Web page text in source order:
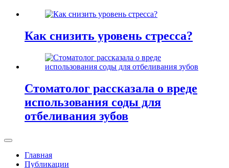
Как снизить уровень стресса?
Стоматолог рассказала о вреде
использования соды для
отбеливания зубов
Главная
Публикации